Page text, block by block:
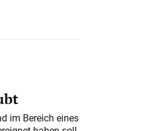
im Bereich eines